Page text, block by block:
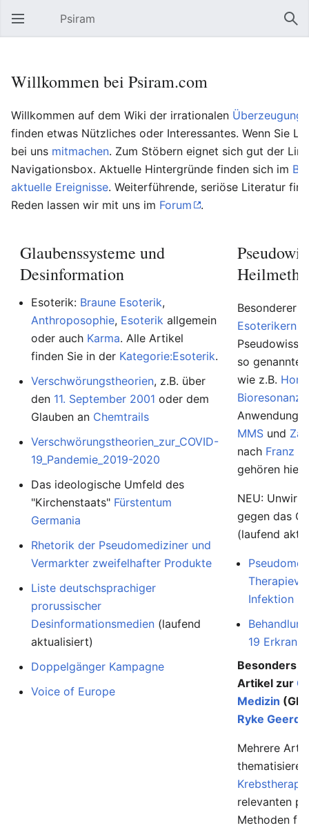
Hauptmenü öffnen Psiram
Willkommen bei Psiram.com
Willkommen auf dem Wiki der irrationalen
finden etwas Nützliches oder Interessantes. Wenn Sie
bei uns mitmachen. Zum Stöbern eignet sich gut der
Navigationsbox. Aktuelle Hintergründe finden sich im
aktuelle Ereignisse. Weiterführende, seriöse Literatur
Reden lassen wir mit uns im Forum .
Glaubenssysteme und
Desinformation
Esoterik: Braune Esoterik,
Anthroposophie, Esoterik allgemein
oder auch Karma. Alle Artikel
finden Sie in der Kategorie:Esoterik.
Verschwörungstheorien, z.B. über
den 11. September 2001 oder dem
Glauben an Chemtrails
Verschwörungstheorien_zur_COVID-
19_Pandemie_2019-2020
Das ideologische Umfeld des
"Kirchenstaats" Fürstentum
Germania
Rhetorik der Pseudomediziner und
Vermarkter zweifelhafter Produkte
Liste deutschsprachiger
prorussischer
Desinformationsmedien (laufend
aktualisiert)
Doppelgänger Kampagne
Voice of Europe
Besonderer
Esoterikern
so genannte
wie z.B.
Bioresonanz
MMS und
nach Franz
gehören
NEU:
gegen das
(laufend
Infektion
19
Besonders
Artikel zur
Medizin
Ryke Geerd
Mehrere
relevanten
Methoden